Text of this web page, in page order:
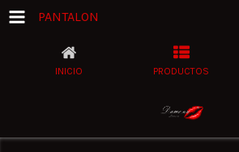
PANTALON
INICIO PRODUCTOS